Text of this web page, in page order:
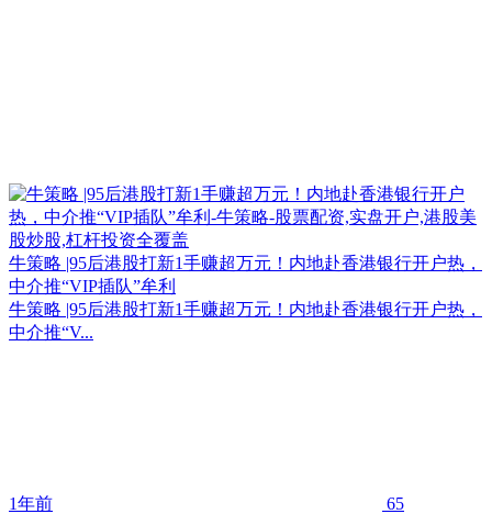
牛策略 |95后港股打新1手赚超万元！内地赴香港银行开户热，
中介推“VIP插队”牟利
牛策略 |95后港股打新1手赚超万元！内地赴香港银行开户热，
中介推“V...
1年前 65